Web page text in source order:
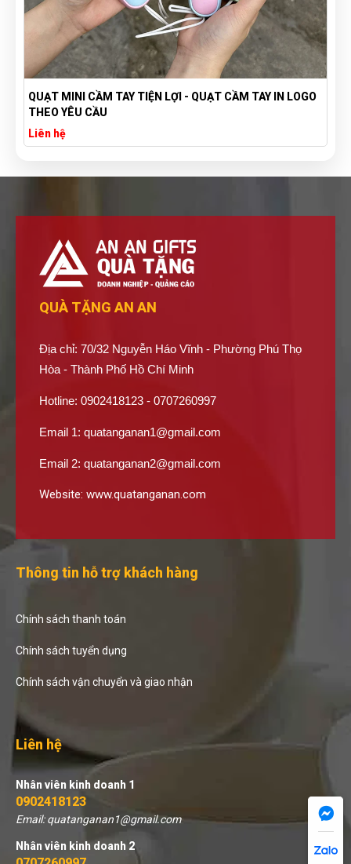
QUẠT MINI CẦM TAY TIỆN LỢI - QUẠT CẦM TAY IN LOGO
THEO YÊU CẦU
Liên hệ
QUÀ TẶNG AN AN
Địa chỉ: 70/32 Nguyễn Háo Vĩnh - Phường Phú Thọ
Hòa - Thành Phố Hồ Chí Minh
Hotline: 0902418123 - 0707260997
Email 1: quatanganan1@gmail.com
Email 2: quatanganan2@gmail.com
Website: www.quatanganan.com
Thông tin hỗ trợ khách hàng
Chính sách thanh toán
Chính sách tuyển dụng
Chính sách vận chuyển và giao nhận
Liên hệ
Nhân viên kinh doanh 1
0902418123
Email: quatanganan1@gmail.com
Nhân viên kinh doanh 2